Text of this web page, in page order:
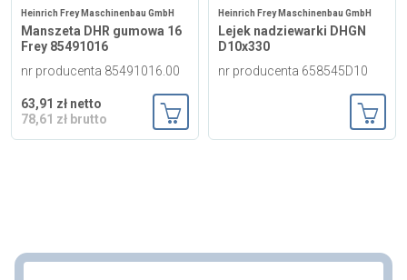
Heinrich Frey Maschinenbau GmbH
Manszeta DHR gumowa 16
Frey 85491016
nr producenta 85491016.00
63,91 zł netto
78,61 zł brutto
Dodaj do koszyka
Heinrich Frey Maschinenbau GmbH
Lejek nadziewarki DHGN
D10x330
nr producenta 658545D10